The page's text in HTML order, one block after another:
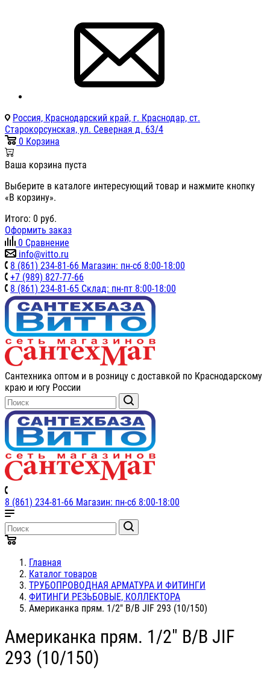
Россия, Краснодарский край, г. Краснодар, ст.
Старокорсунская, ул. Северная д. 63/4
0 Корзина
Ваша корзина пуста
Выберите в каталоге интересующий товар и нажмите кнопку
«В корзину».
Итого: 0 руб.
Оформить заказ
0 Сравнение
info@vitto.ru
8 (861) 234-81-66 Магазин: пн-сб 8:00-18:00
+7 (989) 827-77-66
8 (861) 234-81-65 Склад: пн-пт 8:00-18:00
Сантехника оптом и в розницу с доставкой по Краснодарскому
краю и югу России
8 (861) 234-81-66 Магазин: пн-сб 8:00-18:00
Главная
Каталог товаров
ТРУБОПРОВОДНАЯ АРМАТУРА И ФИТИНГИ
ФИТИНГИ РЕЗЬБОВЫЕ, КОЛЛЕКТОРА
Американка прям. 1/2" В/В JIF 293 (10/150)
Американка прям. 1/2" В/В JIF
293 (10/150)